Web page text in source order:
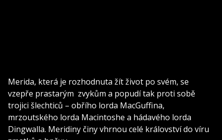
Merida, která je rozhodnuta žít život po svém, se
vzepře prastarým zvykům a popudí tak proti sobě
trojici šlechticů – obřího lorda MacGuffina,
mrzoutského lorda Macintoshe a hádavého lorda
Dingwalla. Meridiny činy vhrnou celé království do víru